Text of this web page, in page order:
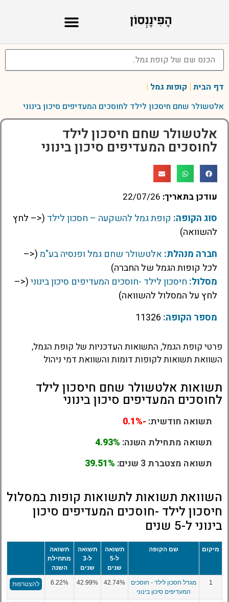
דף הבית | קופות גמל |
אלטשולר שחם חיסכון לילד לחוסכים המעדיפים סיכון בינוני
אלטשולר שחם חיסכון לילד
לחוסכים המעדיפים סיכון בינוני
עודכן בתאריך: 22/07/26
סוג הקופה: קופת גמל להשקעה – חסכון לילד (<– לחץ
להשוואה)
חברה מנהלת: אלטשולר שחם גמל ופנסיה בע"מ (<–
לכל קופות הגמל של החברה)
מסלול: חיסכון לילד -חוסכים המעדיפים סיכון בינוני(<–
לחץ על המסלול להשוואה)
מספר הקופה:
פרטי קופת הגמל, התשואות העדכניות של קופת הגמל,
השוואת תשואות לקופות דומות והשוואת דמי ניהול
תשואות אלטשולר שחם חיסכון לילד
לחוסכים המעדיפים סיכון בינוני
תשואה חודשית: -0.1%
תשואה מתחילת השנה: 4.93%
תשואה מצטברת 3 שנים:
39.51%
השוואת תשואות לתשואות קופות במסלול
חיסכון לילד -חוסכים המעדיפים סיכון
בינוני ל-5 שנים
מיקום שם הקופה
תשואה
ל-5
שנים
תשואה
ל-3
שנים
תשואה
מתחילת
השנה
1
מגדל חסכון לילד - חוסכים
המעדיפים סיכון בינוני
42.74%
42.99%
6.22% להצטרפות